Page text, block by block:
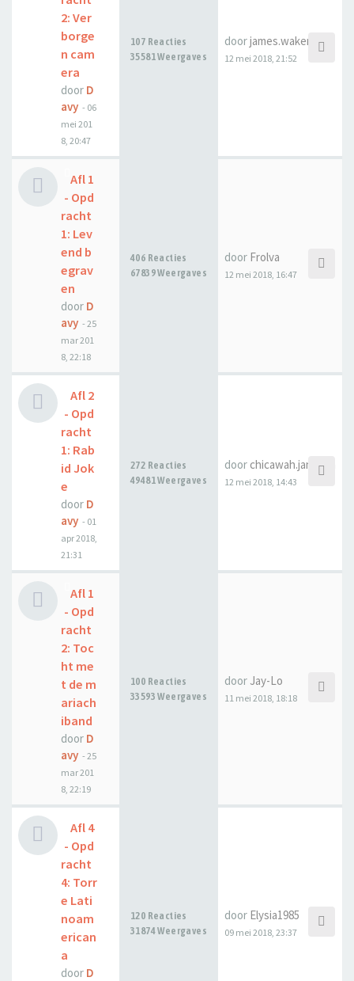
2: Ver
borge
n cam
era
door D
avy - 06
mei 201
8, 20:47
107 Reacties
35581 Weergaves
doorjames.waker
12 mei 2018, 21:52
Afl 1
- Opd
racht
1: Lev
end b
egrav
en
door D
avy - 25
mar 201
8, 22:18
406 Reacties
67839 Weergaves
door Frolva
12 mei 2018, 16:47
Afl 2
- Opd
racht
1: Rab
id Jok
e
door D
avy - 01
apr 2018,
21:31
272 Reacties
49481 Weergaves
door chicawah.janssen
12 mei 2018, 14:43
Afl 1
- Opd
racht
2: Toc
ht me
t de m
ariach
iband
door D
avy - 25
mar 201
8, 22:19
100 Reacties
33593 Weergaves
door Jay-Lo
11 mei 2018, 18:18
Afl 4
- Opd
racht
4: Torr
e Lati
noam
erican
a
door D
120 Reacties
31874 Weergaves
door Elysia1985
09 mei 2018, 23:37